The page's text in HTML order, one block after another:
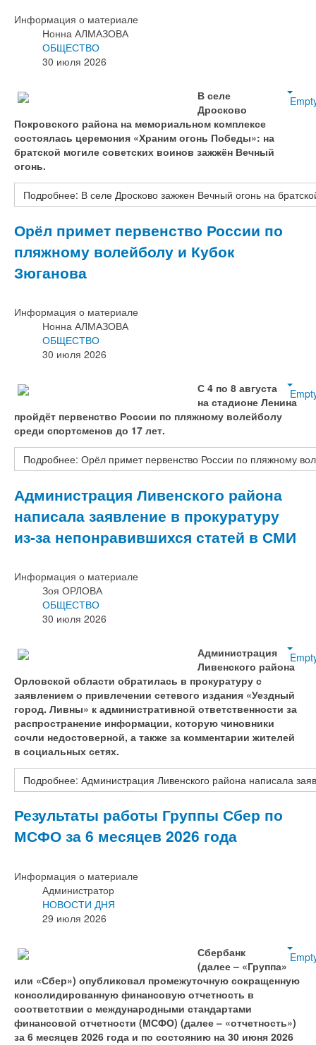
Информация о материале
Нонна АЛМАЗОВА
ОБЩЕСТВО
30 июля 2026
В селе
Дросково
Покровского района на мемориальном комплексе
состоялась церемония «Храним огонь Победы»: на
братской могиле советских воинов зажжён Вечный
огонь.
Подробнее: В селе Дросково зажжен Вечный огонь на
Орёл примет первенство России по
пляжному волейболу и Кубок
Зюганова
Информация о материале
Нонна АЛМАЗОВА
ОБЩЕСТВО
30 июля 2026
С 4 по 8 августа
на стадионе Ленина
пройдёт первенство России по пляжному волейболу
среди спортсменов до 17 лет.
Подробнее: Орёл примет первенство России по пляжному
Администрация Ливенского района
написала заявление в прокуратуру
из-за непонравившихся статей в СМИ
Информация о материале
Зоя ОРЛОВА
ОБЩЕСТВО
30 июля 2026
Администрация
Ливенского района
Орловской области обратилась в прокуратуру с
заявлением о привлечении сетевого издания «Уездный
город. Ливны» к административной ответственности за
распространение информации, которую чиновники
сочли недостоверной, а также за комментарии жителей
в социальных сетях.
Подробнее: Администрация Ливенского района написала
Результаты работы Группы Сбер по
МСФО за 6 месяцев 2026 года
Информация о материале
Администратор
НОВОСТИ ДНЯ
29 июля 2026
Сбербанк
(далее – «Группа»
или «Сбер») опубликовал промежуточную сокращенную
консолидированную финансовую отчетность в
соответствии с международными стандартами
финансовой отчетности (МСФО) (далее – «отчетность»)
за 6 месяцев 2026 года и по состоянию на 30 июня 2026